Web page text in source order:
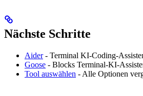
Nächste Schritte
Aider- Terminal KI-Coding-
Goose - Blocks Terminal-KI-
Tool auswählen - Alle Optionen